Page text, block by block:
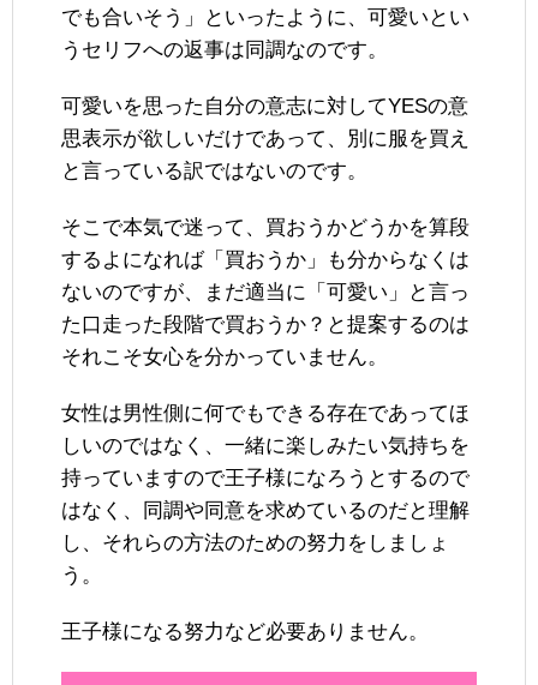
でも合いそう」といったように、可愛いとい
うセリフへの返事は同調なのです。
可愛いを思った自分の意志に対してYESの意
思表示が欲しいだけであって、別に服を買え
と言っている訳ではないのです。
そこで本気で迷って、買おうかどうかを算段
するよになれば「買おうか」も分からなくは
ないのですが、まだ適当に「可愛い」と言っ
た口走った段階で買おうか？と提案するのは
それこそ女心を分かっていません。
女性は男性側に何でもできる存在であってほ
しいのではなく、一緒に楽しみたい気持ちを
持っていますので王子様になろうとするので
はなく、同調や同意を求めているのだと理解
し、それらの方法のための努力をしましょ
う。
王子様になる努力など必要ありません。